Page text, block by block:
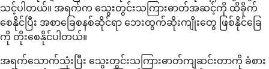
သင့်ပါတယ်။ အရက်က သွေးတွင်းသကြားဓာတ်အဆင့်ကို ထိခိုက်
စေနိုင်ပြီး အစာခြေစနစ်ဆိုင်ရာ ဘေးထွက်ဆိုးကျိုးတွေ ဖြစ်နိုင်ခြေ
ကို တိုးစေနိုင်ပါတယ်။
အရက်သောက်သုံးပြီး သွေးတွင်းသကြားဓာတ်ကျဆင်းတာကို ခံစား